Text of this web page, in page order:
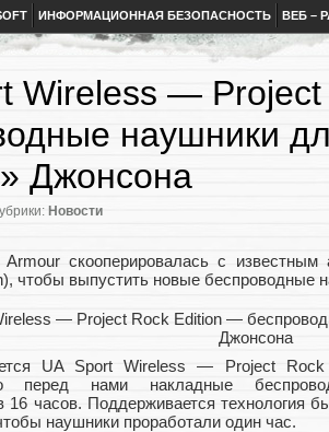
ИНФОРМАЦИОННАЯ БЕЗОПАСНОСТЬ ВЕБ –
Wireless —
наушники
Джонсона
Новости
Armour скооперировалась с
чтобы выпустить новые беспроводные
UA Sport Wireless — Project Rock
перед нами накладные
16 часов. Поддерживается технология
наушники проработали один час.